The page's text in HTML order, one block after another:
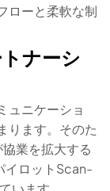
ローと柔軟な制
ナーシ
ュニケーショ
ります。そのた
業を拡大する
イロットScan-